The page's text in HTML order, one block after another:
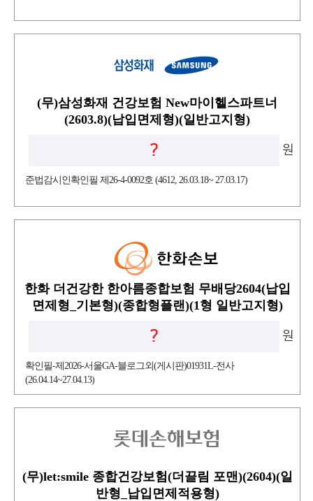
(무)삼성화재 건강보험 New마이헬스파트너
(2603.8)(납입면제형)(일반고지형)
? 원
준법감시인확인필 제26-4-0092호 (4612, 26.03.18~ 27.03.17)
한화 더건강한 한아름종합보험 무배당2604(납입
면제형_기본형)(종합형플랜)(1형 일반고지형)
? 원
확인필-제2026-서울GA-블로그외(게시판)01931L-전사
(26.04.14~27.04.13)
(무)let:smile 종합건강보험(더끌림 포맨)(2604)(일
반형_납입면제적용형)